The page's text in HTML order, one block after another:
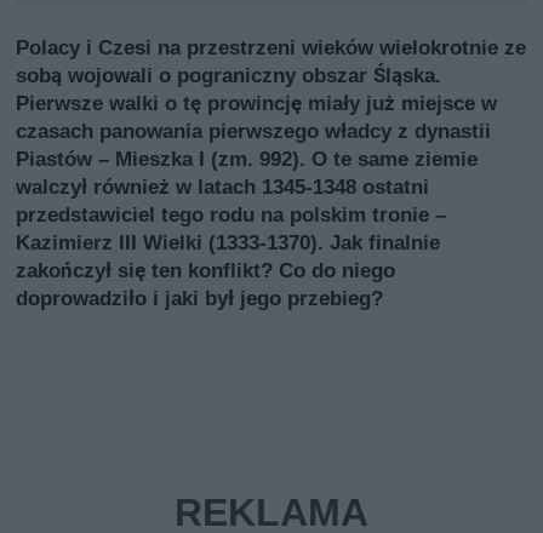
Polacy i Czesi na przestrzeni wieków wielokrotnie ze
sobą wojowali o pograniczny obszar Śląska.
Pierwsze walki o tę prowincję miały już miejsce w
czasach panowania pierwszego władcy z dynastii
Piastów – Mieszka I (zm. 992). O te same ziemie
walczył również w latach 1345-1348 ostatni
przedstawiciel tego rodu na polskim tronie –
Kazimierz III Wielki (1333-1370). Jak finalnie
zakończył się ten konflikt? Co do niego
doprowadziło i jaki był jego przebieg?